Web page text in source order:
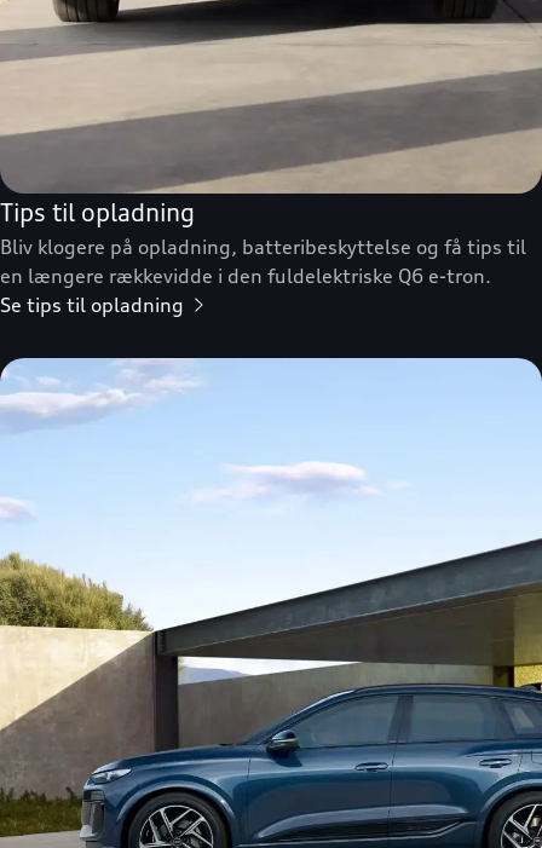
Tips til opladning
Bliv klogere på opladning, batteribeskyttelse og få tips til
en længere rækkevidde i den fuldelektriske Q6 e-tron.
Se tips til opladning